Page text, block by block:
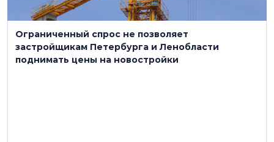
Ограниченный спрос не позволяет
застройщикам Петербурга и Ленобласти
поднимать цены на новостройки